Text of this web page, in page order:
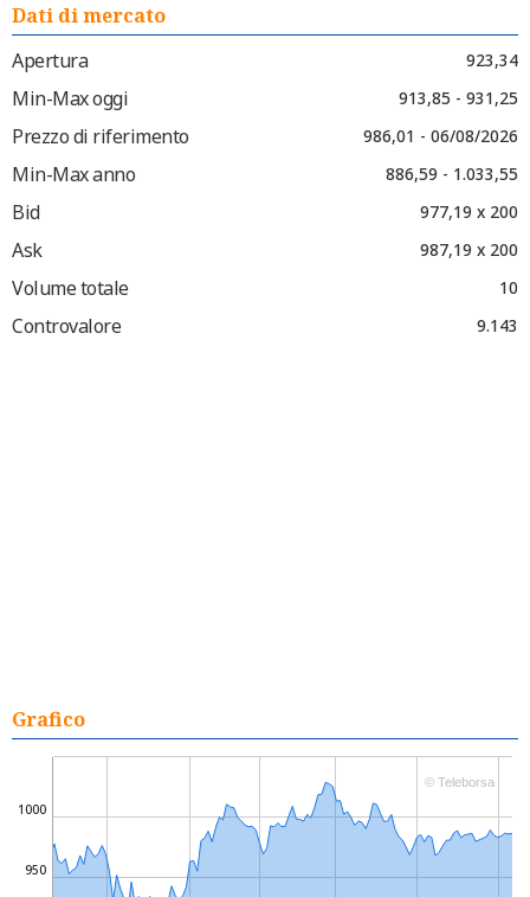
Dati di mercato
Apertura
923,34
Min-Max oggi 913,85 - 931,25
Prezzo di riferimento 986,01 - 06/08/2026
Min-Max anno 886,59 - 1.033,55
Bid 977,19 x 200
Ask 987,19 x 200
Volume totale 10
Controvalore 9.143
Grafico
950
1000
© Teleborsa